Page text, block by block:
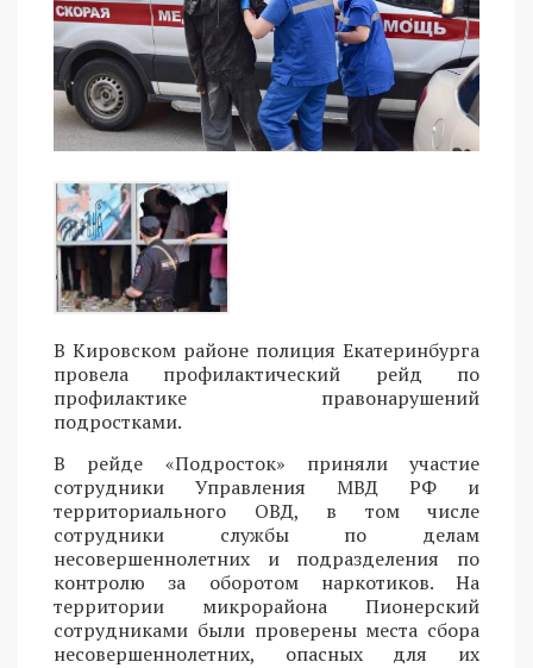
В Кировском районе полиция Екатеринбурга
провела профилактический рейд по
профилактике правонарушений
подростками.
В рейде «Подросток» приняли участие
сотрудники Управления МВД РФ и
территориального ОВД, в том числе
сотрудники службы по делам
несовершеннолетних и подразделения по
контролю за оборотом наркотиков. На
территории микрорайона Пионерский
сотрудниками были проверены места сбора
несовершеннолетних, опасных для их